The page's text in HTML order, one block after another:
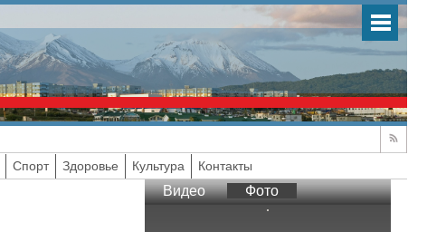
Спорт Здоровье Культура Контакты
Видео Фото